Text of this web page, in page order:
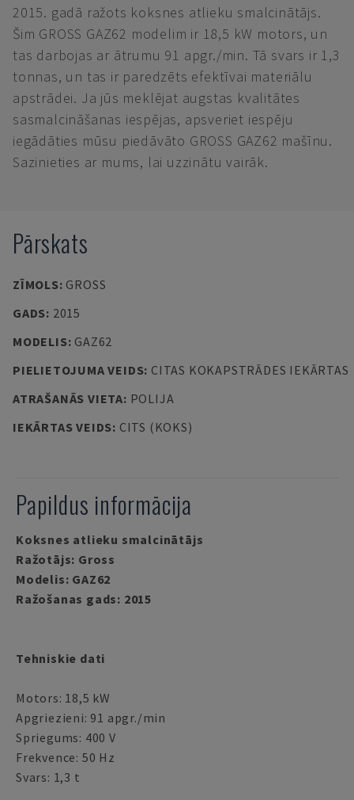
2015. gadā ražots koksnes atlieku smalcinātājs.
Šim GROSS GAZ62 modelim ir 18,5 kW motors, un
tas darbojas ar ātrumu 91 apgr./min. Tā svars ir 1,3
tonnas, un tas ir paredzēts efektīvai materiālu
apstrādei. Ja jūs meklējat augstas kvalitātes
sasmalcināšanas iespējas, apsveriet iespēju
iegādāties mūsu piedāvāto GROSS GAZ62 mašīnu.
Sazinieties ar mums, lai uzzinātu vairāk.
Pārskats
ZĪMOLS: GROSS
GADS: 2015
MODELIS: GAZ62
PIELIETOJUMA VEIDS: CITAS KOKAPSTRĀDES IEKĀRTAS
ATRAŠANĀS VIETA: POLIJA
IEKĀRTAS VEIDS: CITS (KOKS)
Papildus informācija
Koksnes atlieku smalcinātājs
Ražotājs: Gross
Modelis: GAZ62
Ražošanas gads: 2015
Tehniskie dati
Motors: 18,5 kW
Apgriezieni: 91 apgr./min
Spriegums: 400 V
Frekvence: 50 Hz
Svars: 1,3 t